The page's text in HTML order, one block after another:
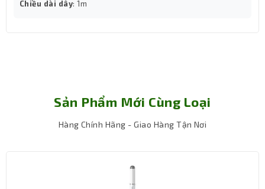
Đầu Micro HDMI D – Kết nối trực tiếp các
Sự kết hợp giữa đầu Micro HDMI D và HDMI A giúp kết nối
Chiều dài dây: 1m
Sản Phẩm Mới Cùng Loại
Hàng Chính Hãng - Giao Hàng Tận Nơi